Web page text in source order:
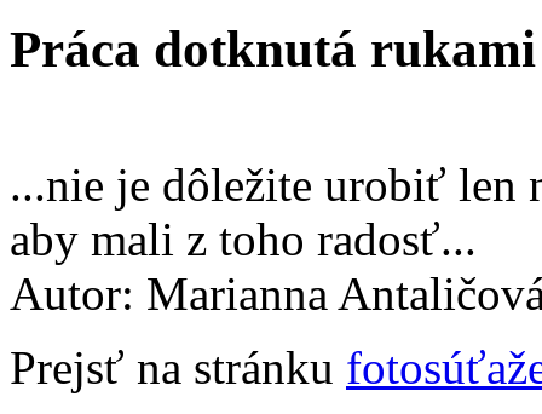
Práca dotknutá rukami
...nie je dôležite urobiť len
aby mali z toho radosť...
Autor: Marianna
Prejsť na stránku